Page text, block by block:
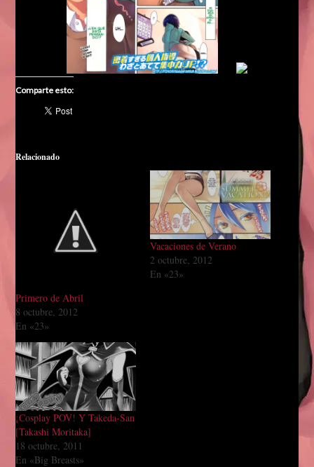
Comparte esto:
Relacionado
Primero de Abril
8 octubre, 2012
En «23»
Vacaciones de Verano
2 octubre, 2012
En «23»
¡Cosplay POV! Y Takeda-San
[Takashi Moritaka]
18 octubre, 2011
En «Big Breasts»